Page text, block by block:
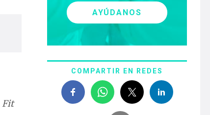
Fit
AYÚDANOS
COMPARTIR EN REDES